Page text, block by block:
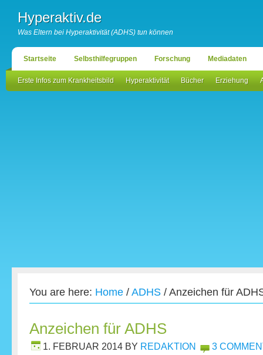
Hyperaktiv.de
Was Eltern bei Hyperaktivität (ADHS) tun können
Startseite Selbsthilfegruppen Forschung Mediadaten
Erste Infos zum Krankheitsbild Hyperaktivität Bücher Erziehung
You are here: Home / ADHS / Anzeichen für
Anzeichen für ADHS
1. FEBRUAR 2014 BY REDAKTION 3